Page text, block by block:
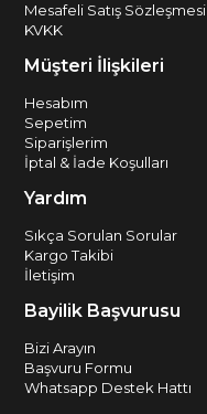
Mesafeli Satış Sözleşmesi
KVKK
Müşteri İlişkileri
Hesabım
Sepetim
Siparişlerim
İptal & İade Koşulları
Yardım
Sıkça Sorulan Sorular
Kargo Takibi
İletişim
Bayilik Başvurusu
Bizi Arayın
Başvuru Formu
Whatsapp Destek Hattı